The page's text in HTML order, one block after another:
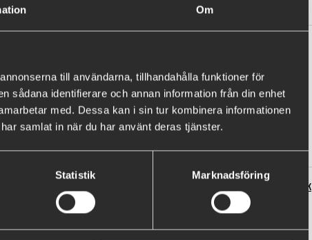
Om
till användarna, tillhandahålla funktioner för
sådana identifierare och annan information från din enhet
med. Dessa kan i sin tur kombinera informationen
samlat in när du har använt deras tjänster.
Statistik Marknadsföring
POPULÄRA PRODUKTER
Flatnose Mini 9cm, 10-pack
139 kr